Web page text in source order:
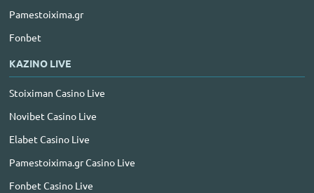
Pamestoixima.gr
Fonbet
ΚΑΖΙΝΟ LIVE
Stoiximan Casino Live
Novibet Casino Live
Elabet Casino Live
Pamestoixima.gr Casino Live
Fonbet Casino Live